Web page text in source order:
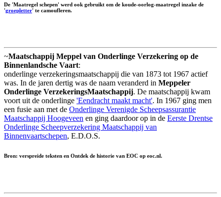
De 'Maatregel schepen' werd ook gebruikt om de koude-oorlog-maatregel inzake de
'groepletter' te camoufleren.
~Maatschappij Meppel van Onderlinge Verzekering op de
Binnenlandsche Vaart:
onderlinge verzekeringsmaatschappij die van 1873 tot 1967 actief
was. In de jaren dertig was de naam veranderd in Meppeler
Onderlinge VerzekeringsMaatschappij. De maatschappij kwam
voort uit de onderlinge 'Eendracht maakt macht'. In 1967 ging men
een fusie aan met de Onderlinge Verenigde Scheepsassurantie
Maatschappij Hoogeveen en ging daardoor op in de Eerste Drentse
Onderlinge Scheepverzekering Maatschappij van
Binnenvaartschepen, E.D.O.S.
Bron: verspreide teksten en Ontdek de historie van EOC op eoc.nl.